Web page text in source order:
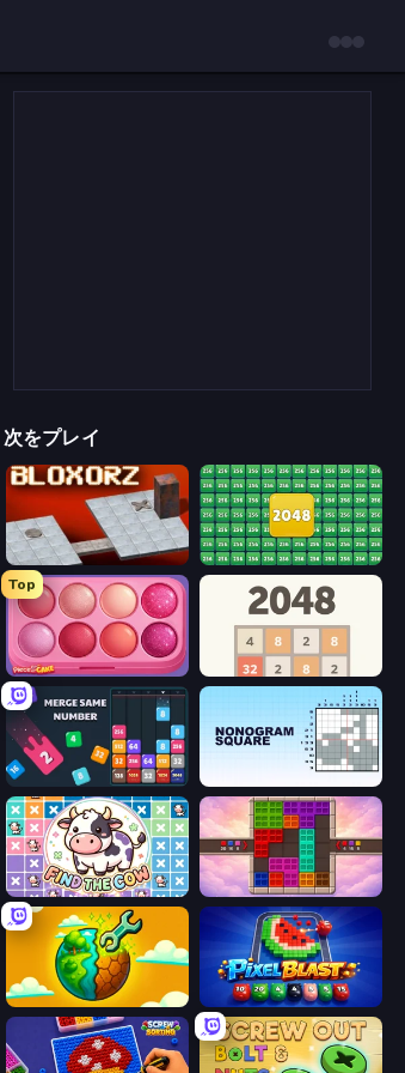
次をプレイ
Bloxorz 2048 Merge Blocks
Top
Piece of Cake: Merge and Bake 2048
Drop & Merge the Numbers
Find The Cow Color Cube Puzzle
Land Explorers: Merge & Build Pixel Blast